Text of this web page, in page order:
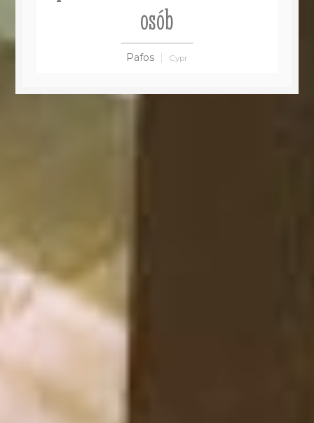
osób
Pafos Cypr